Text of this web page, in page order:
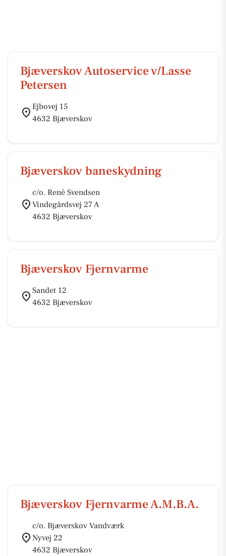
Bjæverskov Autoservice v/Lasse
Petersen
Ejbovej 15
4632 Bjæverskov
Bjæverskov baneskydning
c/o. René Svendsen
Vindegårdsvej 27 A
4632 Bjæverskov
Bjæverskov Fjernvarme
Sandet 12
4632 Bjæverskov
Bjæverskov Fjernvarme A.M.B.A.
c/o. Bjæverskov Vandværk
Nyvej 22
4632 Bjæverskov